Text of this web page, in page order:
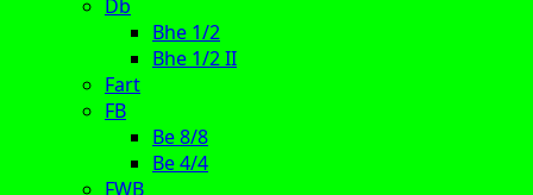
Db
Bhe 1/2
Bhe 1/2 II
Fart
FB
Be 8/8
Be 4/4
FWB